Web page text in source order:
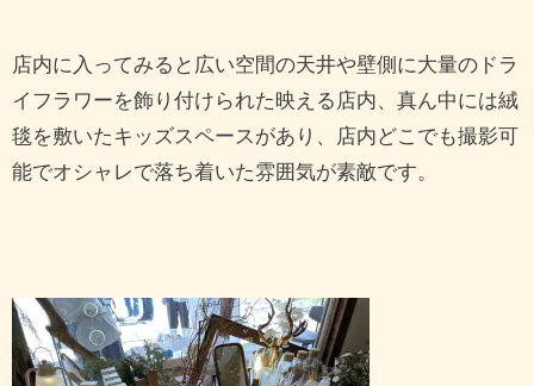
店内に入ってみると広い空間の天井や壁側に大量のドラ
イフラワーを飾り付けられた映える店内、真ん中には絨
毯を敷いたキッズスペースがあり、店内どこでも撮影可
能でオシャレで落ち着いた雰囲気が素敵です。